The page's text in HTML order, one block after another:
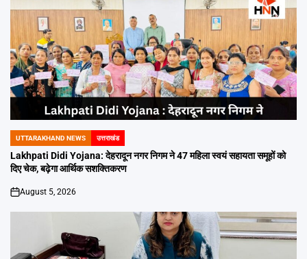
POSTED
IN
UTTARAKHAND NEWS उत्तराखंड
Lakhpati Didi Yojana: देहरादून नगर निगम ने 47 महिला स्वयं सहायता समूहों को
दिए चेक, बढ़ेगा आर्थिक सशक्तिकरण
on
August 5, 2026